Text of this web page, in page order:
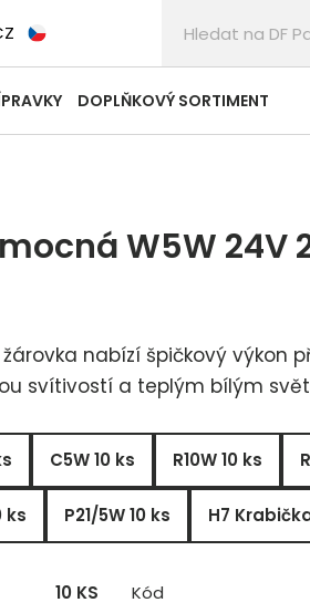
DOPLŇKOVÝ SORTIMENT
W5W 24V
žárovka nabízí špičkový výkon
svítivostí a teplým bílým
C5W 10 ks R10W 10 ks
ks P21/5W 10 ks H7
10 KS
Kód